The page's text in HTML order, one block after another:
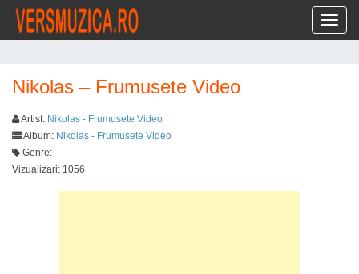
Nikolas – Frumusete Video
Artist: Nikolas - Frumusete Video
Album: Nikolas - Frumusete Video
Genre:
Vizualizari: 1056